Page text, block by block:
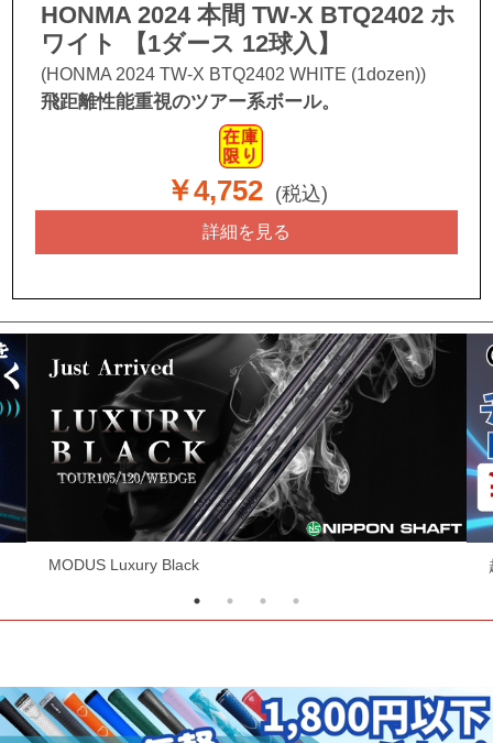
HONMA 2024 本間 TW-X BTQ2402 ホ
ワイト 【1ダース 12球入】
(HONMA 2024 TW-X BTQ2402 WHITE (1dozen))
飛距離性能重視のツアー系ボール。
￥4,752 (税込)
詳細を見る
超お買い得ヘッド